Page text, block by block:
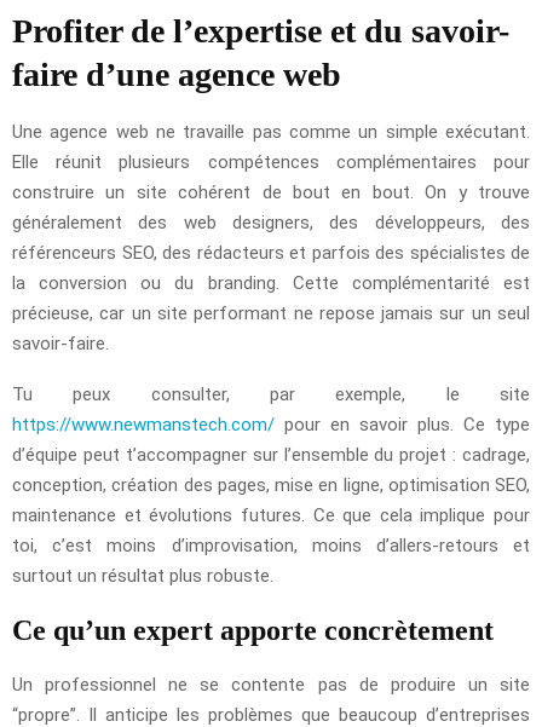
Profiter de l’expertise et du savoir-
faire d’une agence web
Une agence web ne travaille pas comme un simple exécutant.
Elle réunit plusieurs compétences complémentaires pour
construire un site cohérent de bout en bout. On y trouve
généralement des web designers, des développeurs, des
référenceurs SEO, des rédacteurs et parfois des spécialistes de
la conversion ou du branding. Cette complémentarité est
précieuse, car un site performant ne repose jamais sur un seul
savoir-faire.
Tu peux consulter, par exemple, le site
https://www.newmanstech.com/ pour en savoir plus. Ce type
d’équipe peut t’accompagner sur l’ensemble du projet : cadrage,
conception, création des pages, mise en ligne, optimisation SEO,
maintenance et évolutions futures. Ce que cela implique pour
toi, c’est moins d’improvisation, moins d’allers-retours et
surtout un résultat plus robuste.
Ce qu’un expert apporte concrètement
Un professionnel ne se contente pas de produire un site
“propre”. Il anticipe les problèmes que beaucoup d’entreprises